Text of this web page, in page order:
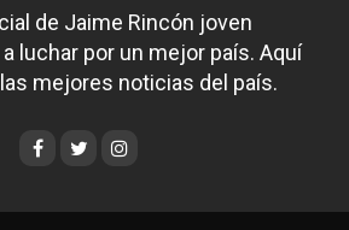
de Jaime Rincón joven
luchar por un mejor país. Aquí
mejores noticias del país.